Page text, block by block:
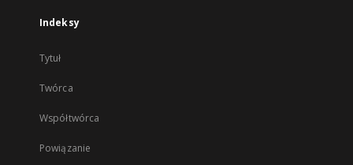
Indeksy
Tytuł
Twórca
Współtwórca
Powiązanie